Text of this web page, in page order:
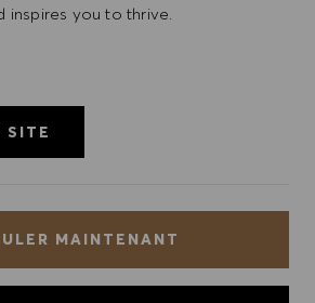
inspires you to thrive.
SITE
MAINTENANT